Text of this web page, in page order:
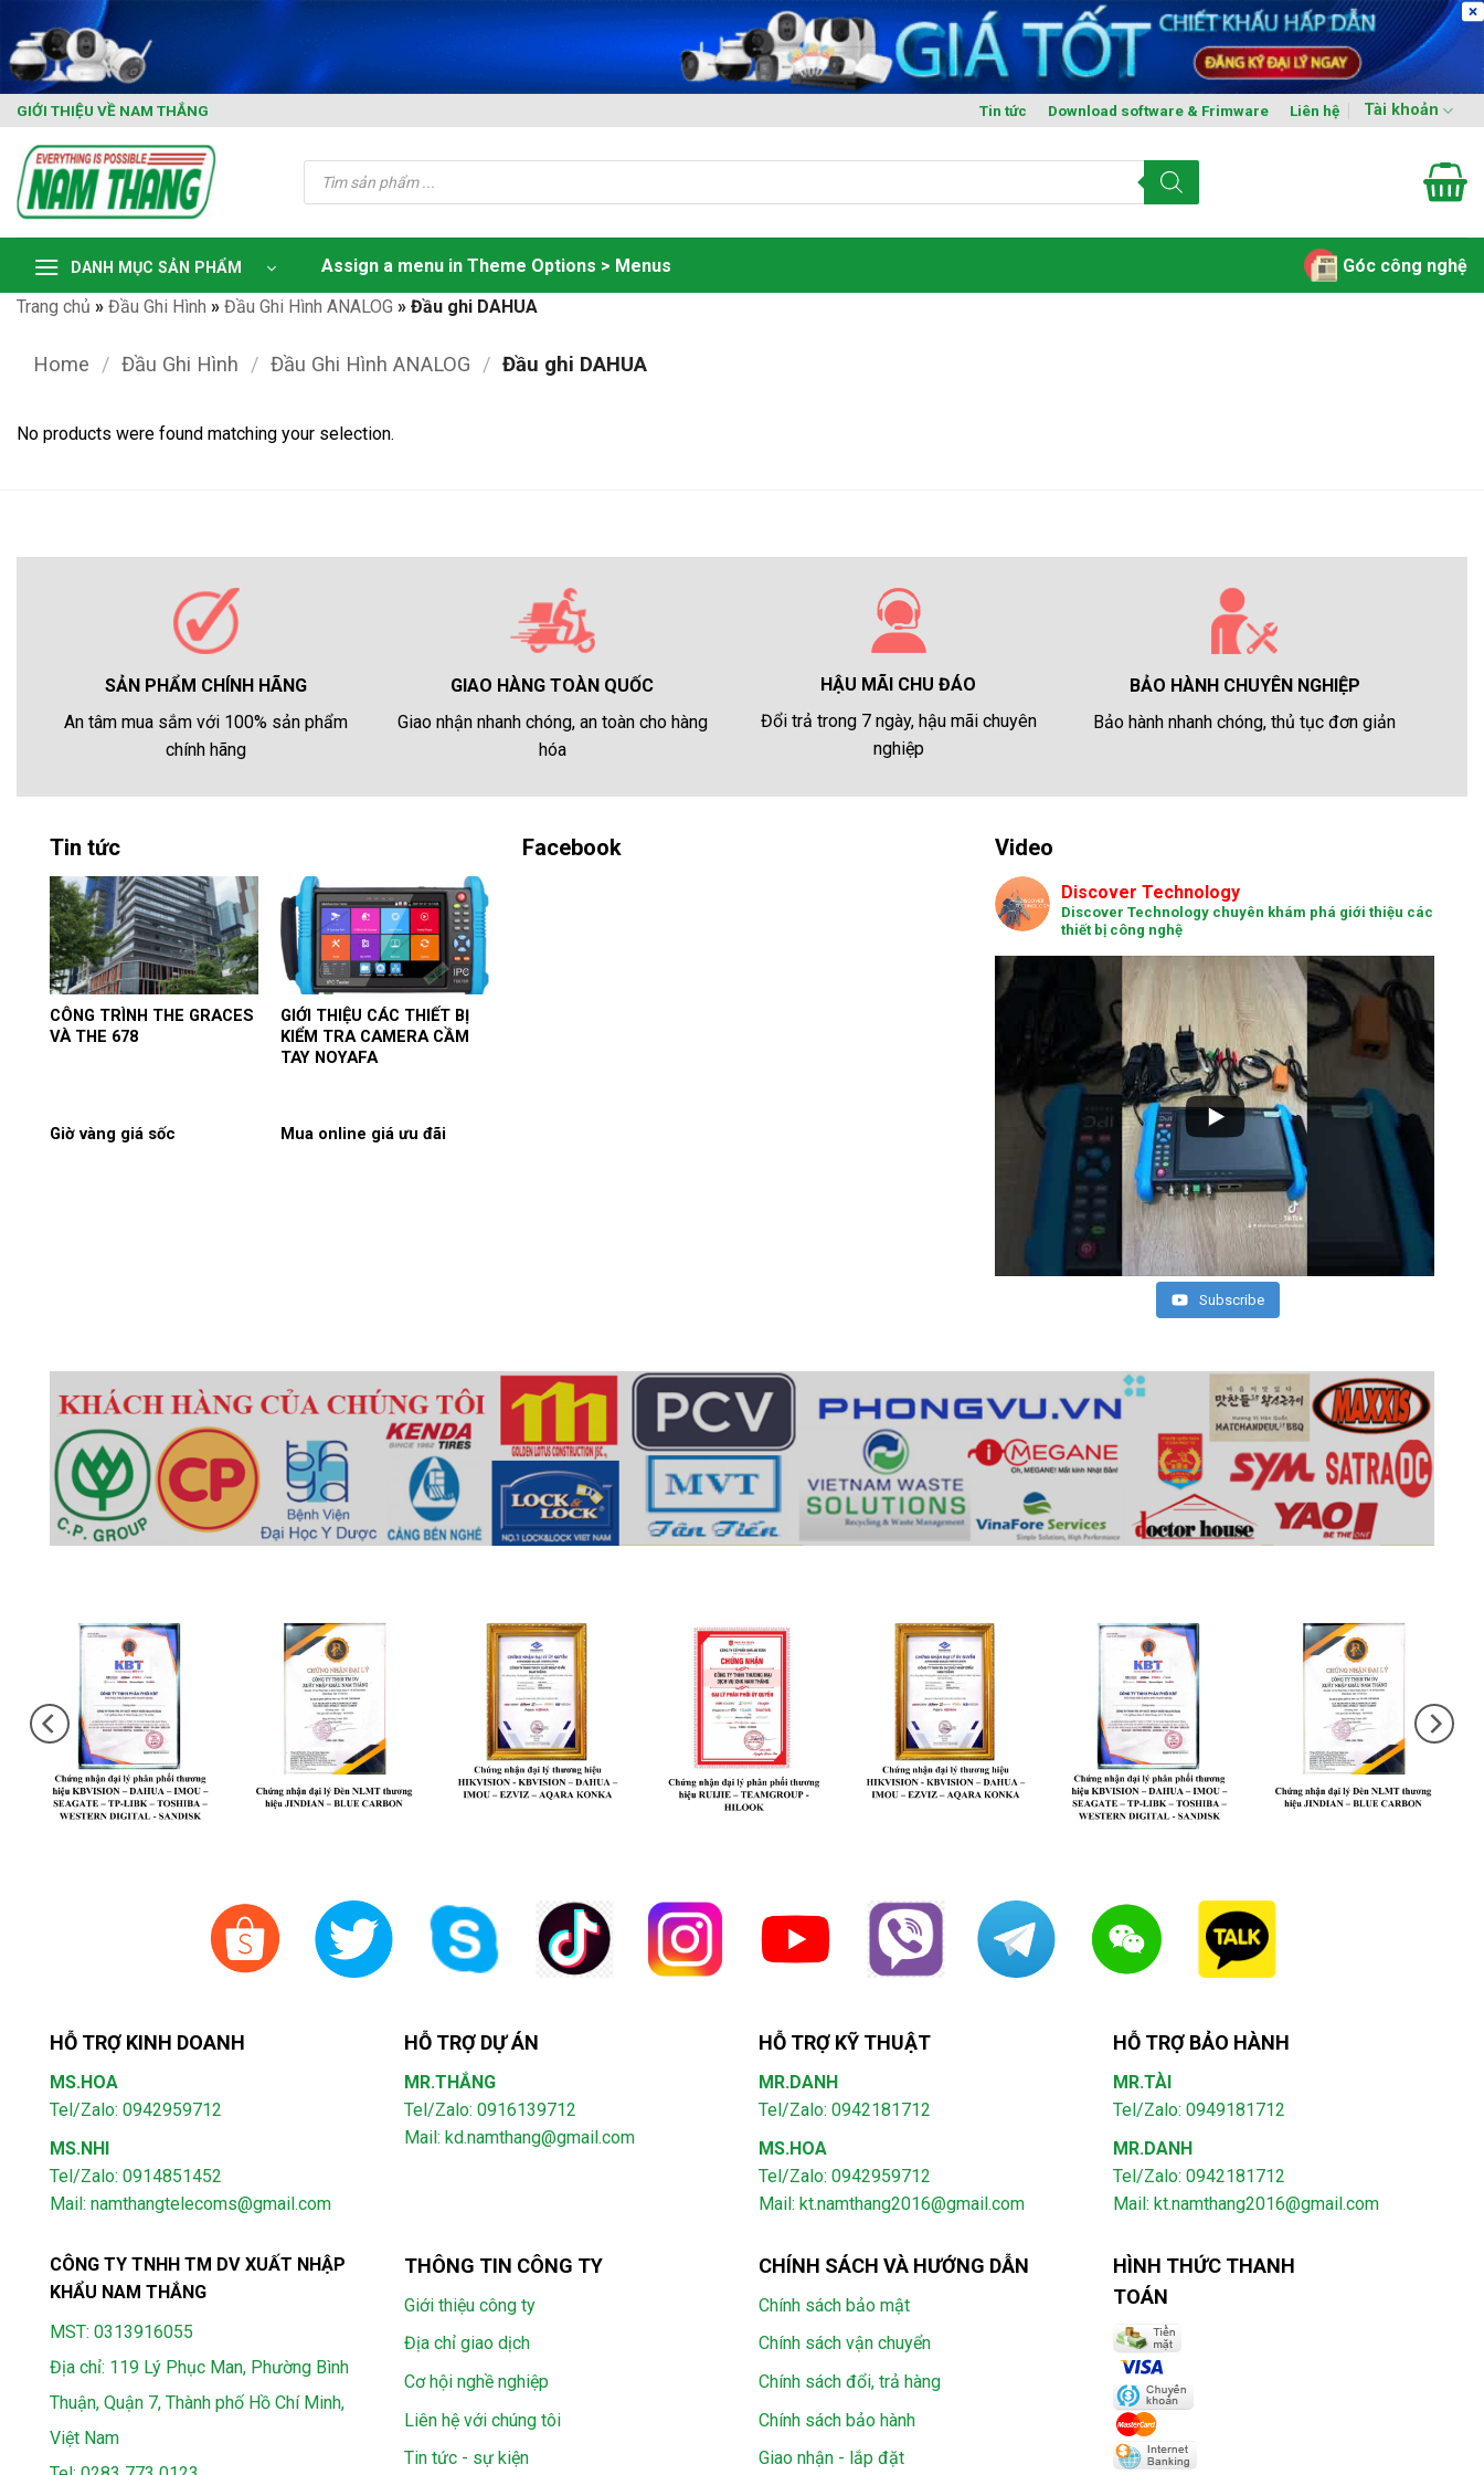
content
GIỚI THIỆU VỀ NAM THẮNG Tin tức Download software & Frimware Liên hệ Tài khoản
Tìm
kiếm
phẩm
DANH MỤC SẢN PHẨM Assign a menu in Theme Options > Menus
Góc công nghệ
Trang chủ » Đầu Ghi Hình » Đầu Ghi Hình ANALOG » Đầu ghi DAHUA
Home / Đầu Ghi Hình / Đầu Ghi Hình ANALOG / Đầu ghi DAHUA
No products were found matching your selection.
SẢN PHẨM CHÍNH HÃNG
An tâm mua sắm với 100% sản phẩm
chính hãng
GIAO HÀNG TOÀN QUỐC
Giao nhận nhanh chóng, an toàn cho hàng
hóa
HẬU MÃI CHU ĐÁO
Đổi trả trong 7 ngày, hậu mãi chuyên
nghiệp
BẢO HÀNH CHUYÊN NGHIỆP
Bảo hành nhanh chóng, thủ tục đơn giản
Tin tức
CÔNG TRÌNH THE GRACES
VÀ THE 678
GIỚI THIỆU CÁC THIẾT BỊ
KIỂM TRA CAMERA CẦM
TAY NOYAFA
Giờ vàng giá sốc Mua online giá ưu đãi
Facebook Video
Discover Technology
Discover Technology chuyên khám phá giới thiệu các
thiết bị công nghệ
Subscribe
HỖ TRỢ KINH DOANH
MS.HOA
Tel/Zalo: 0942959712
MS.NHI
Tel/Zalo: 0914851452
Mail: namthangtelecoms@gmail.com
HỖ TRỢ DỰ ÁN
MR.THẮNG
Tel/Zalo: 0916139712
Mail: kd.namthang@gmail.com
HỖ TRỢ KỸ THUẬT
MR.DANH
Tel/Zalo: 0942181712
MS.HOA
Tel/Zalo: 0942959712
Mail: kt.namthang2016@gmail.com
HỖ TRỢ BẢO HÀNH
MR.TÀI
Tel/Zalo: 0949181712
MR.DANH
Tel/Zalo: 0942181712
Mail: kt.namthang2016@gmail.com
CÔNG TY TNHH TM DV XUẤT NHẬP
KHẨU NAM THẮNG
MST: 0313916055
Địa chỉ: 119 Lý Phục Man, Phường Bình
Thuận, Quận 7, Thành phố Hồ Chí Minh,
Việt Nam
THÔNG TIN CÔNG TY
Giới thiệu công ty
Địa chỉ giao dịch
Cơ hội nghề nghiệp
Liên hệ với chúng tôi
Tin tức - sự kiện
CHÍNH SÁCH VÀ HƯỚNG DẪN
Chính sách bảo mật
Chính sách vận chuyển
Chính sách đổi, trả hàng
Chính sách bảo hành
Giao nhận - lắp đặt
HÌNH THỨC THANH
TOÁN